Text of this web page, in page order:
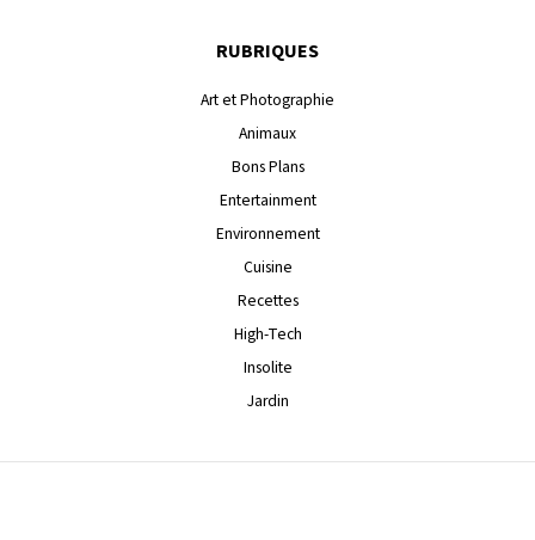
RUBRIQUES
Art et Photographie
Animaux
Bons Plans
Entertainment
Environnement
Cuisine
Recettes
High-Tech
Insolite
Jardin